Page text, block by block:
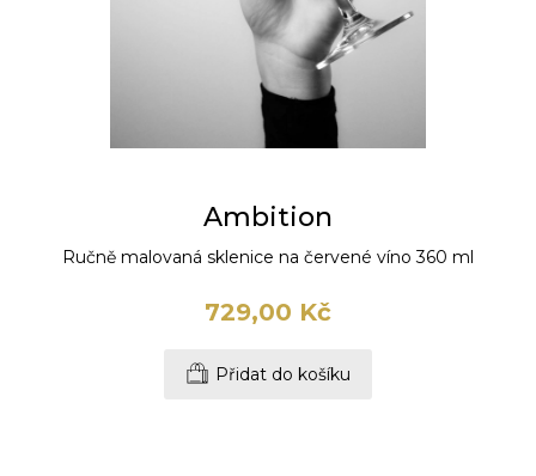
Ambition
Ručně malovaná sklenice na červené víno 360 ml
729,00 Kč
Přidat do košíku